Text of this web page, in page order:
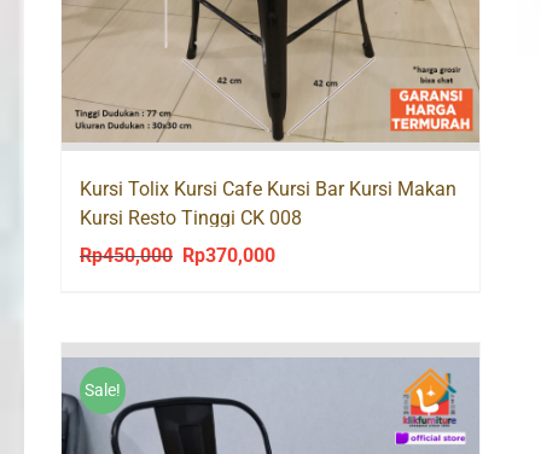
Kursi Tolix Kursi Cafe Kursi Bar Kursi Makan
Kursi Resto Tinggi CK 008
Rp450,000
Original
Rp450,000.
Rp370,000Current
Rp370,000.
Sale!